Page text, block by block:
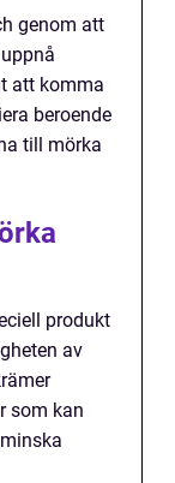
genom att
att komma
beroende
till mörka
produkt
av
som kan